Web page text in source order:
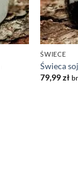
ŚWIECE
Świeca
79,99zł